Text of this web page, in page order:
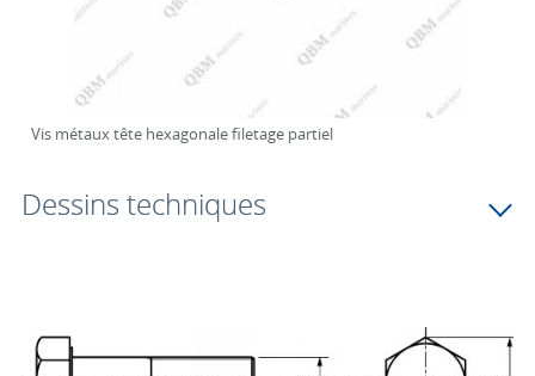
Vis métaux tête hexagonale filetage partiel
Dessins techniques